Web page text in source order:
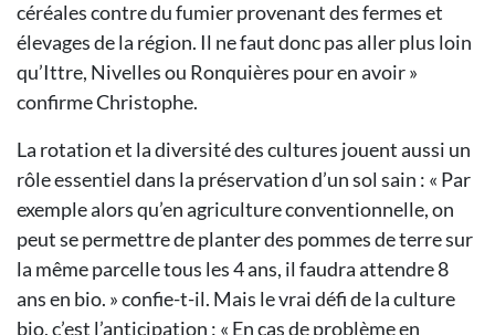
céréales contre du fumier provenant des fermes et
élevages de la région. Il ne faut donc pas aller plus loin
qu’Ittre, Nivelles ou Ronquières pour en avoir »
confirme Christophe.
La rotation et la diversité des cultures jouent aussi un
rôle essentiel dans la préservation d’un sol sain : « Par
exemple alors qu’en agriculture conventionnelle, on
peut se permettre de planter des pommes de terre sur
la même parcelle tous les 4 ans, il faudra attendre 8
ans en bio. » confie-t-il. Mais le vrai défi de la culture
bio, c’est l’anticipation : « En cas de problème en